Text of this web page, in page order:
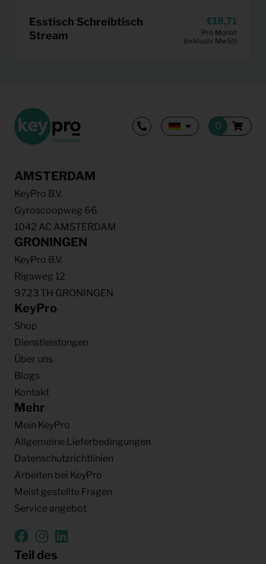
Esstisch Schreibtisch
Stream
18,71
Pro Monat
(exklusiv MwSt)
AMSTERDAM
KeyPro B.V.
Gyroscoopweg 66
1042 AC AMSTERDAM
GRONINGEN
KeyPro B.V.
Rigaweg 12
9723 TH GRONINGEN
KeyPro
Shop
Dienstleistungen
Über uns
Blogs
Kontakt
Mehr
Mein KeyPro
Allgemeine Lieferbedingungen
Datenschutzrichtlinien
Arbeiten bei KeyPro
Meist gestellte Fragen
Service angebot
Teil des